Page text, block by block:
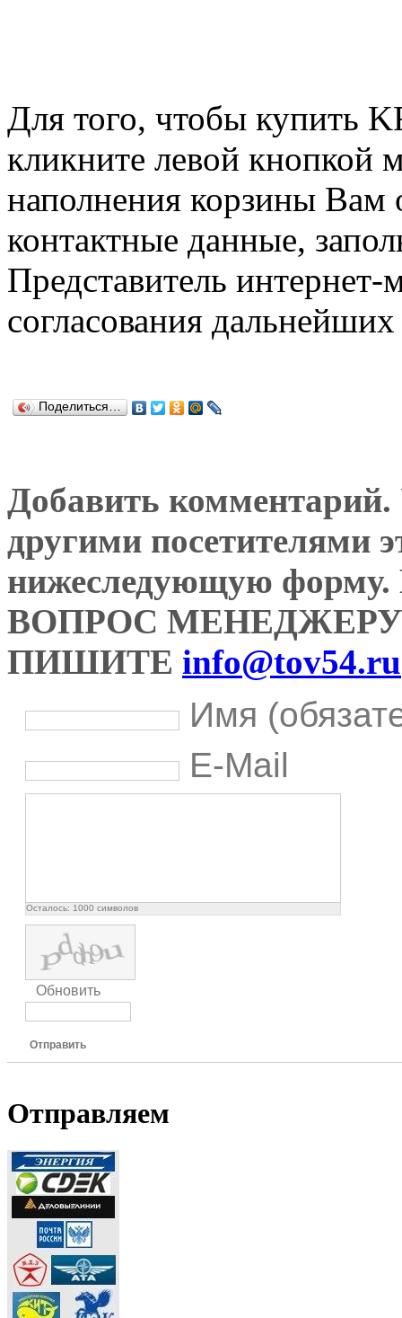
Для того, чтобы купить
кликните левой
наполнения корзины Вам
контактные данные,
Представитель
согласования
Поделиться…
Добавить комментарий.
другими посетителями
нижеследующую
ВОПРОС
ПИШИТЕ info@tov54.ru
Имя
E-Mail
Осталось: 1000 символов
Обновить
Отправить
Отправляем